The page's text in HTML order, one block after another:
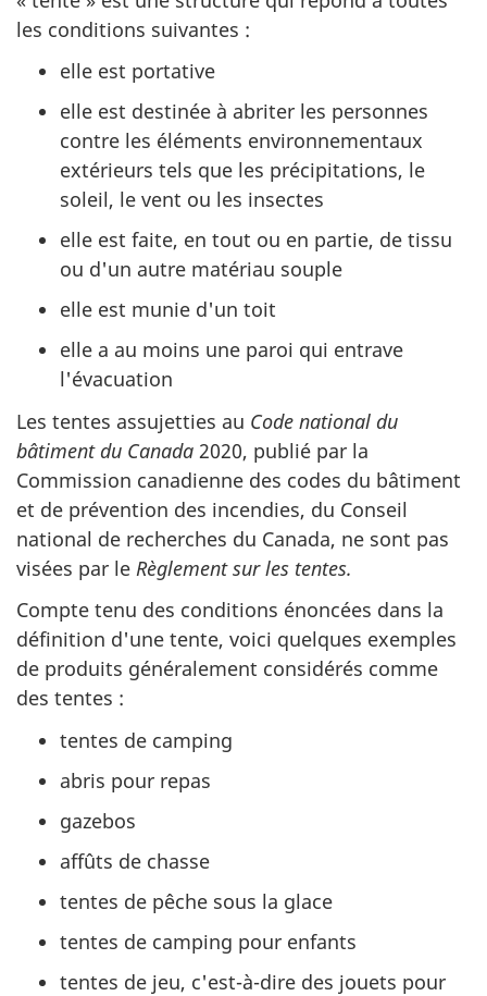
les conditions suivantes :
elle est portative
elle est destinée à abriter les personnes
contre les éléments environnementaux
extérieurs tels que les précipitations, le
soleil, le vent ou les insectes
elle est faite, en tout ou en partie, de tissu
ou d'un autre matériau souple
elle est munie d'un toit
elle a au moins une paroi qui entrave
l'évacuation
Les tentes assujetties au Code national du
bâtiment du Canada 2020, publié par la
Commission canadienne des codes du bâtiment
et de prévention des incendies, du Conseil
national de recherches du Canada, ne sont pas
visées par le Règlement sur les tentes.
Compte tenu des conditions énoncées dans la
définition d'une tente, voici quelques exemples
de produits généralement considérés comme
des tentes :
tentes de camping
abris pour repas
gazebos
affûts de chasse
tentes de pêche sous la glace
tentes de camping pour enfants
tentes de jeu, c'est-à-dire des jouets pour